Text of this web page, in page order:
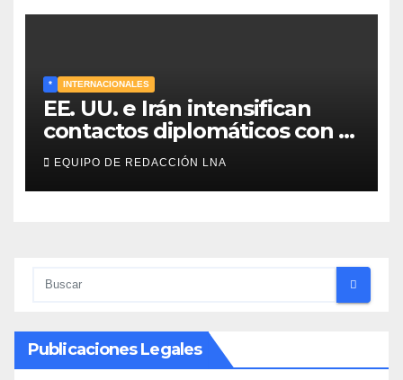
* INTERNACIONALES
EE. UU. e Irán intensifican
contactos diplomáticos con la
mediación de Omán para
reabrir el estrecho de Ormuz
EQUIPO DE REDACCIÓN LNA
Publicaciones Legales